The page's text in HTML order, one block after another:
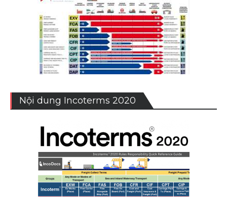
Nội dung Incoterms 2020